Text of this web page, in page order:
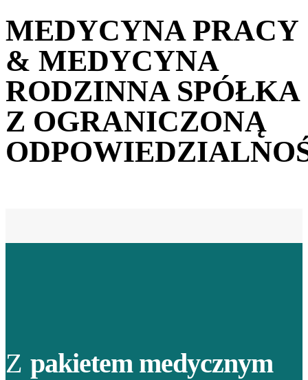
MEDYCYNA PRACY
& MEDYCYNA
RODZINNA SPÓŁKA
Z OGRANICZONĄ
Z pakietem medycznym